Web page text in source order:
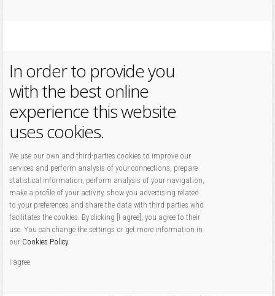
In order to provide you
with the best online
experience this website
uses cookies.
We use our own and third-parties cookies to improve our
services and perform analysis of your connections, prepare
statistical information, perform analysis of your navigation,
make a profile of your activity, show you advertising related
to your preferences and share the data with third parties who
facilitates the cookies. By clicking [I agree], you agree to their
use. You can change the settings or get more information in
our Cookies Policy.
I agree